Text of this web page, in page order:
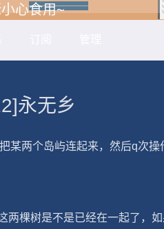
心食用~
永无乡
某两个岛屿连起来，然后q次
棵树是不是已经在一起了，如